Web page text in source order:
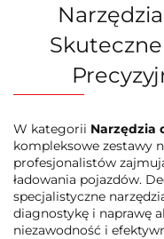
W kategorii Narzędzia
kompleksowe zestawy
profesjonalistów
ładowania pojazdów.
specjalistyczne
diagnostykę i naprawę
niezawodność i